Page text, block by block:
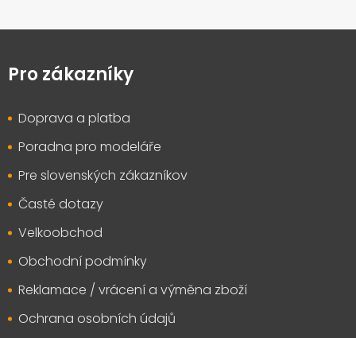
pPro zákazníky
Doprava a platba
Poradna pro modeláře
Pre slovenských zákazníkov
Časté dotazy
Velkoobchod
Obchodní podmínky
Reklamace / vrácení a výměna zboží
Ochrana osobních údajů